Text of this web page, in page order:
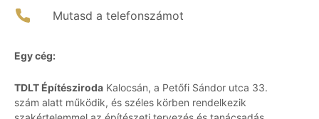
Mutasd a telefonszámot
Egy cég:
TDLT Építésziroda Kalocsán, a Petőfi Sándor utca 33.
szám alatt működik, és széles körben rendelkezik